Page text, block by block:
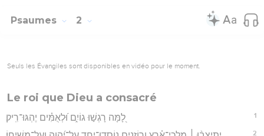
Psaumes 2
Seuls les Évangiles sont disponibles en vidéo pour le moment.
Le roi que Dieu a consacré
1 לָ֭מָּה רָגְשׁ֣וּ גוֹיִ֑ם וּ֝לְאֻמִּ֗ים יֶהְגּוּ־רִֽיק׃
2